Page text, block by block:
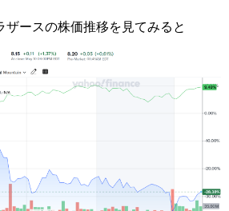
ザースの株価推移を見てみると